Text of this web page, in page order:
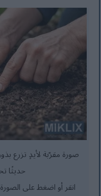
صورة مقرّبة لأيدٍ تزرع
حديثًا
انقر أو اضغط على